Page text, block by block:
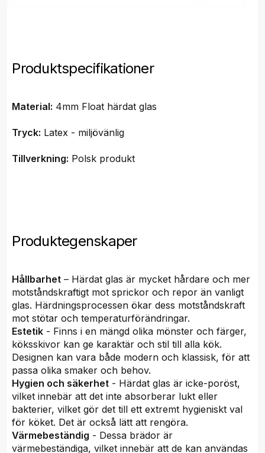
Produktspecifikationer
Material: 4mm Float härdat glas
Tryck: Latex - miljövänlig
Tillverkning: Polsk produkt
Produktegenskaper
Hållbarhet – Härdat glas är mycket hårdare och mer
motståndskraftigt mot sprickor och repor än vanligt
glas. Härdningsprocessen ökar dess motståndskraft
mot stötar och temperaturförändringar.
Estetik - Finns i en mängd olika mönster och färger,
köksskivor kan ge karaktär och stil till alla kök.
Designen kan vara både modern och klassisk, för att
passa olika smaker och behov.
Hygien och säkerhet - Härdat glas är icke-poröst,
vilket innebär att det inte absorberar lukt eller
bakterier, vilket gör det till ett extremt hygieniskt val
för köket. Det är också lätt att rengöra.
Värmebeständig - Dessa brädor är
värmebeständiga, vilket innebär att de kan användas